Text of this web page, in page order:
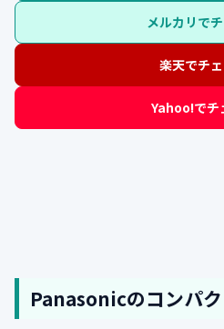
メルカリで
楽天でチ
Yahoo!でチ
Panasonicのコンパク